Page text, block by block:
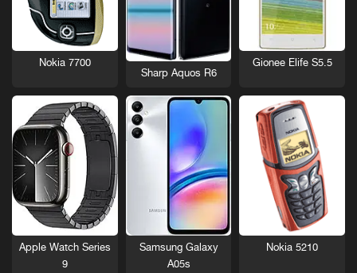
Gionee Elife S5.5
Sharp Aquos R6
Nokia 7700
Nokia 5210
Samsung Galaxy
A05s
Apple Watch Series
9